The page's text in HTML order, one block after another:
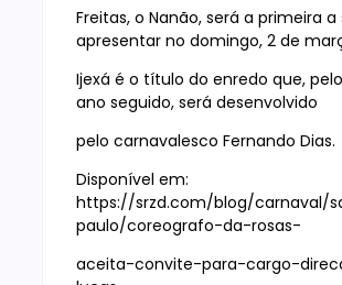
Freitas, o Nanão, será a primeira a
apresentar no domingo, 2 de
Ijexá é o título do enredo que,
ano seguido, será desenvolvido
pelo carnavalesco Fernando Dias.
Disponível em:
https://srzd.com/blog/carnaval/
paulo/coreografo-da-rosas-
aceita-convite-para-cargo-